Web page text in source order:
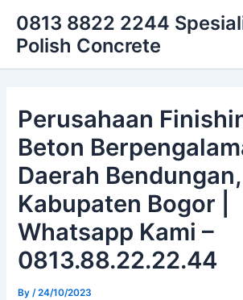
content
0813 8822 2244
Polish Concrete
Perusahaan
Beton
Daerah Bendungan,
Kabupaten Bogor |
Whatsapp Kami –
0813.88.22.22.44
By/24/10/2023